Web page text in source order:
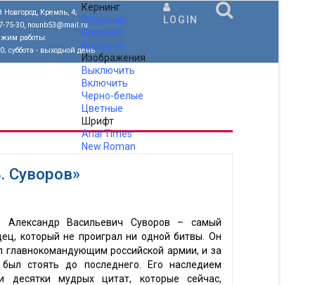
Новгород, Кремль, 4;
75-30, nounb53@mail.ru
работы:
суббота - выходной день
Кернинг
Обычный
Средний
Большой
Изображения
Выключить
Включить
Черно-белые
Цветные
Шрифт
ArialTimes
New Roman
LOGIN
Суворов»
Васильевич Суворов – самый
который не проиграл ни одной битвы. Он
главнокомандующим российской армии, и за
стоять до последнего. Его наследием
десятки мудрых цитат, которые сейчас,